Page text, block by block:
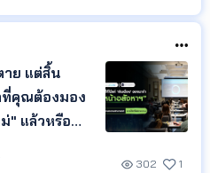
าย แต่สิ้น
ที่คุณต้องมอง
" แล้วหรือ
302 1